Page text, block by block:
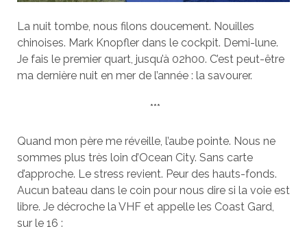
La nuit tombe, nous filons doucement. Nouilles
chinoises. Mark Knopfler dans le cockpit. Demi-lune.
Je fais le premier quart, jusqu’à 02h00. C’est peut-être
ma dernière nuit en mer de l’année : la savourer.
***
Quand mon père me réveille, l’aube pointe. Nous ne
sommes plus très loin d’Ocean City. Sans carte
d’approche. Le stress revient. Peur des hauts-fonds.
Aucun bateau dans le coin pour nous dire si la voie est
libre. Je décroche la VHF et appelle les Coast Gard,
sur le 16 :